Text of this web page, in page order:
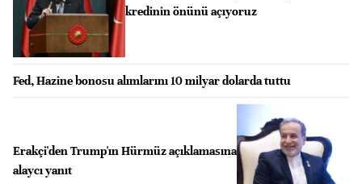
kredinin önünü açıyoruz
Fed, Hazine bonosu alımlarını 10 milyar dolarda tuttu
Erakçi'den Trump'ın Hürmüz açıklamasına
alaycı yanıt